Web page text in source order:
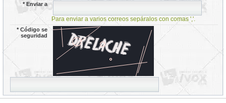
*Enviar a
Para enviar a varios correos sepáralos con comas ','.
*Código se
seguridad